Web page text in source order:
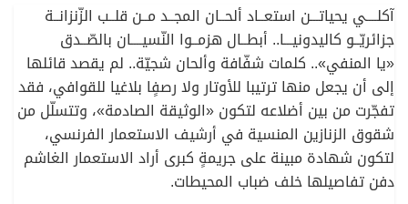
آكلــــي يحياتـــن استعــاد ألحــان المجــد مــن قلــب الزّنزانــة
جزائريّــو كاليدونيـــا.. أبطــال هزمــوا النّسيــــان بالصّــدق
«يا المنفي».. كلمات شفّافة وألحان شجيّة.. لم يقصد قائلها
إلى أن يجعل منها ترتيبا للأوتار ولا رصفٍا بلاغيا للقوافي، فقد
تفجّرت من بين أضلاعه لتكون «الوثيقة الصادمة»، وتتسلّل من
شقوق الزنازين المنسية في أرشيف الاستعمار الفرنسي،
لتكون شهادة مبينة على جريمةٍ كبرى أراد الاستعمار الغاشم
دفن تفاصيلها خلف ضباب المحيطات.